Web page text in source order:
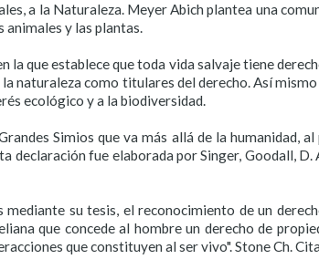
a la Naturaleza. Meyer Abich plantea una
y las plantas.
la que establece que toda vida salvaje tiene
naturaleza como titulares del derecho. Así
ecológico y a la biodiversidad.
Simios que va más allá de la humanidad,
declaración fue elaborada por Singer, Goodall,
su tesis, el reconocimiento de un
que concede al hombre un derecho de
que constituyen al ser vivo". Stone Ch.